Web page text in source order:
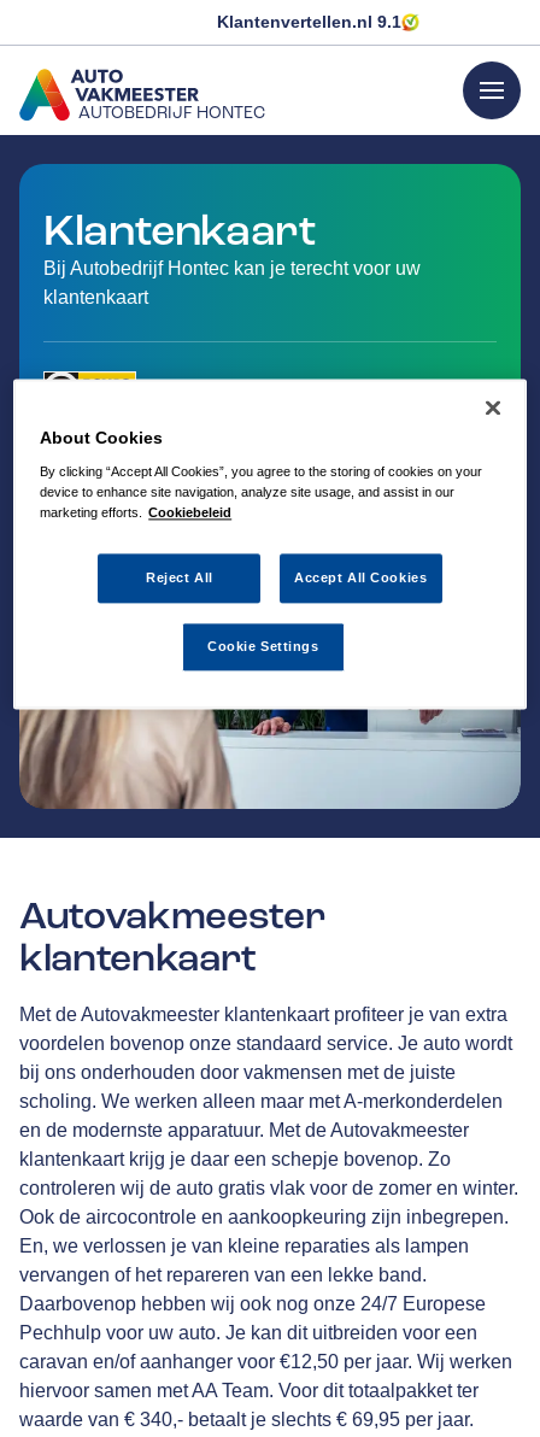
Klantenvertellen.nl 9.1
AUTOBEDRIJF HONTEC
GA NAAR DE HOMEPAGINA
menu
Klantenkaart
Bij Autobedrijf Hontec kan je terecht voor uw
klantenkaart
Autovakmeester
klantenkaart
Met de Autovakmeester klantenkaart profiteer je van extra
voordelen bovenop onze standaard service. Je auto wordt
bij ons onderhouden door vakmensen met de juiste
scholing. We werken alleen maar met A-merkonderdelen
en de modernste apparatuur. Met de Autovakmeester
klantenkaart krijg je daar een schepje bovenop. Zo
controleren wij de auto gratis vlak voor de zomer en winter.
Ook de aircocontrole en aankoopkeuring zijn inbegrepen.
En, we verlossen je van kleine reparaties als lampen
vervangen of het repareren van een lekke band.
Daarbovenop hebben wij ook nog onze 24/7 Europese
Pechhulp voor uw auto. Je kan dit uitbreiden voor een
caravan en/of aanhanger voor €12,50 per jaar. Wij werken
hiervoor samen metAA Team. Voor dit totaalpakket ter
waarde van € 340,- betaalt je slechts € 69,95 per jaar.
About Cookies
By clicking “Accept All Cookies”, you agree to the storing of cookies on your
device to enhance site navigation, analyze site usage, and assist in our
marketing efforts. Cookiebeleid
Reject All Accept All Cookies
Cookie Settings